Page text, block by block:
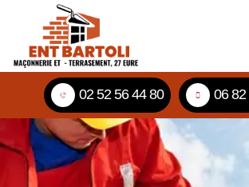
02 52 56 44 80 06 82